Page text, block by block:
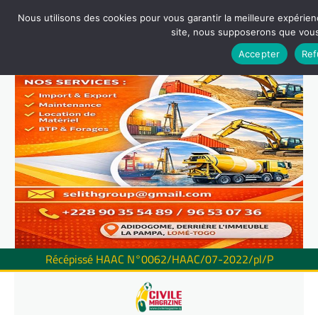
Récépissé HAAC N°0062/HAAC/07-2022/pl/P
Nous utilisons des cookies pour vous garantir la meilleure
site, nous supposerons que
Accepter